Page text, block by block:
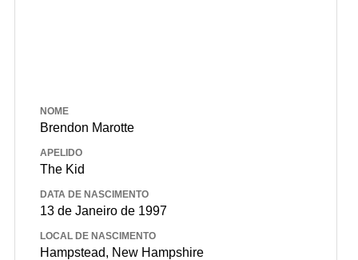
NOME
Brendon Marotte
APELIDO
The Kid
DATA DE NASCIMENTO
13 de Janeiro de 1997
LOCAL DE NASCIMENTO
Hampstead, New Hampshire